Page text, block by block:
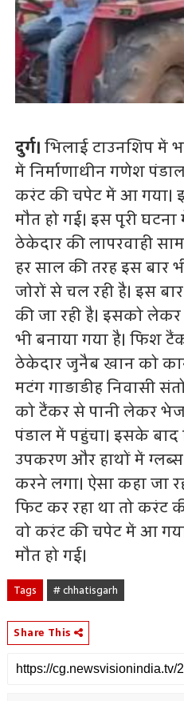
दुर्ग।भिलाई टाउनशिप में
में निर्माणाधीन गणेश
करंट की चपेट में आ गया।
मौत हो गई। इस पूरी
ठेकेदार की लापरवाही
हर साल की तरह इस बार
जोरों से चल रही है। इस
की जा रही है। इसको
भी बनाया गया है। फिश
ठेकेदार जुनैब खान को
मटंग गाड़ाडीह निवासी
को टैंकर से पानी लेकर
पंडाल में पहुंचा। इसके बाद
उपकरण और हाथों में
करने लगा। ऐसा कहा जा
फिट कर रहा था तो करंट
वो करंट की चपेट में आ
मौत हो गई।
Tags # chhatisgarh
Share This